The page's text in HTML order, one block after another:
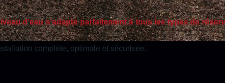
d'eau s'adapte parfaitement à tous les types de
complète, optimale et sécurisée.